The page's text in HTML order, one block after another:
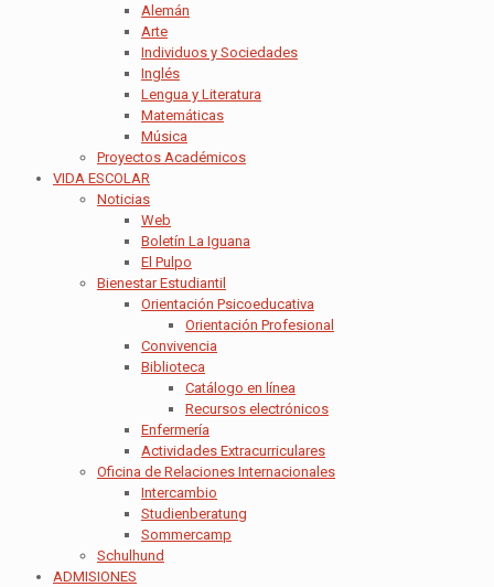
Alemán
Arte
Individuos y Sociedades
Inglés
Lengua y Literatura
Matemáticas
Música
Proyectos Académicos
VIDA ESCOLAR
Noticias
Web
Boletín La Iguana
El Pulpo
Bienestar Estudiantil
Orientación Psicoeducativa
Orientación Profesional
Convivencia
Biblioteca
Catálogo en línea
Recursos electrónicos
Enfermería
Actividades Extracurriculares
Oficina de Relaciones Internacionales
Intercambio
Studienberatung
Sommercamp
Schulhund
ADMISIONES